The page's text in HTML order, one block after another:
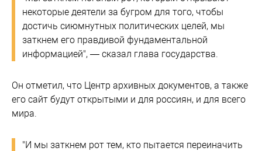
некоторые деятели за бугром для того, чтобы
достичь сиюмнутных политических целей, мы
заткнем его правдивой фундаментальной
информацией", — сказал глава государства.
Он отметил, что Центр архивных документов, а также
его сайт будут открытыми и для россиян, и для всего
мира.
"И мы заткнем рот тем, кто пытается переиначить